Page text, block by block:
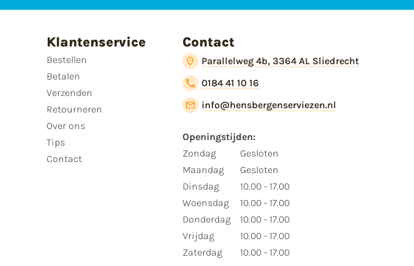
Klantenservice
Bestellen
Betalen
Verzenden
Retourneren
Over ons
Tips
Contact
Contact
Parallelweg 4b, 3364 AL Sliedrecht
0184 41 10 16
info@hensbergenserviezen.nl
Openingstijden:​
​Zondag
Maandag
Dinsdag
Woensdag
Donderdag
Vrijdag
Zaterdag
Gesloten
Gesloten
10.00 - 17.00
10.00 - 17.00
10.00 - 17.00
10.00 - 17.00
10.00 - 17.00